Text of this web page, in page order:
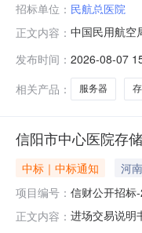
招标单位： 民航总医院
正文内容： 中国民用航空
备
发布时间： 2026-08-07
相关产品：
服务器
信阳市中心医院存
中标｜中标通知 河
项目编号： 信财公开招标
正文内容： 进场交易说明